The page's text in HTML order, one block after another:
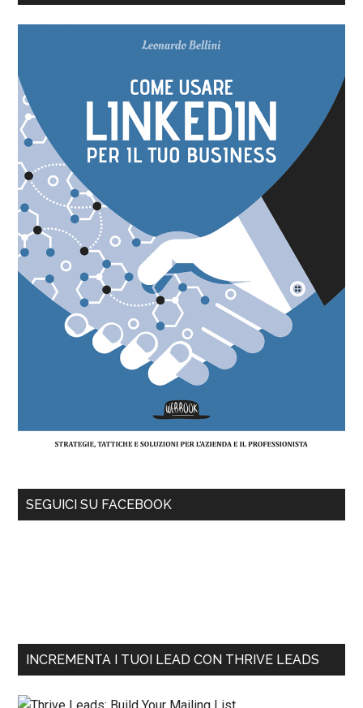
SEGUICI SU FACEBOOK
INCREMENTA I TUOI LEAD CON THRIVE LEADS